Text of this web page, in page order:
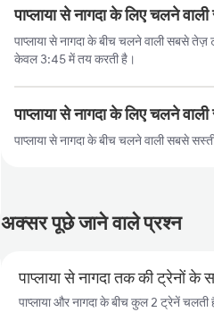
पाप्लाया से नागदा के लिए चलने
पाप्लाया से नागदा के बीच चलने वाली सबसे
केवल 3:45 में तय करती है।
पाप्लाया से नागदा के लिए चलने
पाप्लाया से नागदा के बीच चलने वाली सबसे
अक्सर पूछे जाने वाले प्रश्न
पाप्लाया से नागदा तक की ट्रेनों के
पाप्लाया और नागदा के बीच कुल 2 ट्रेनें